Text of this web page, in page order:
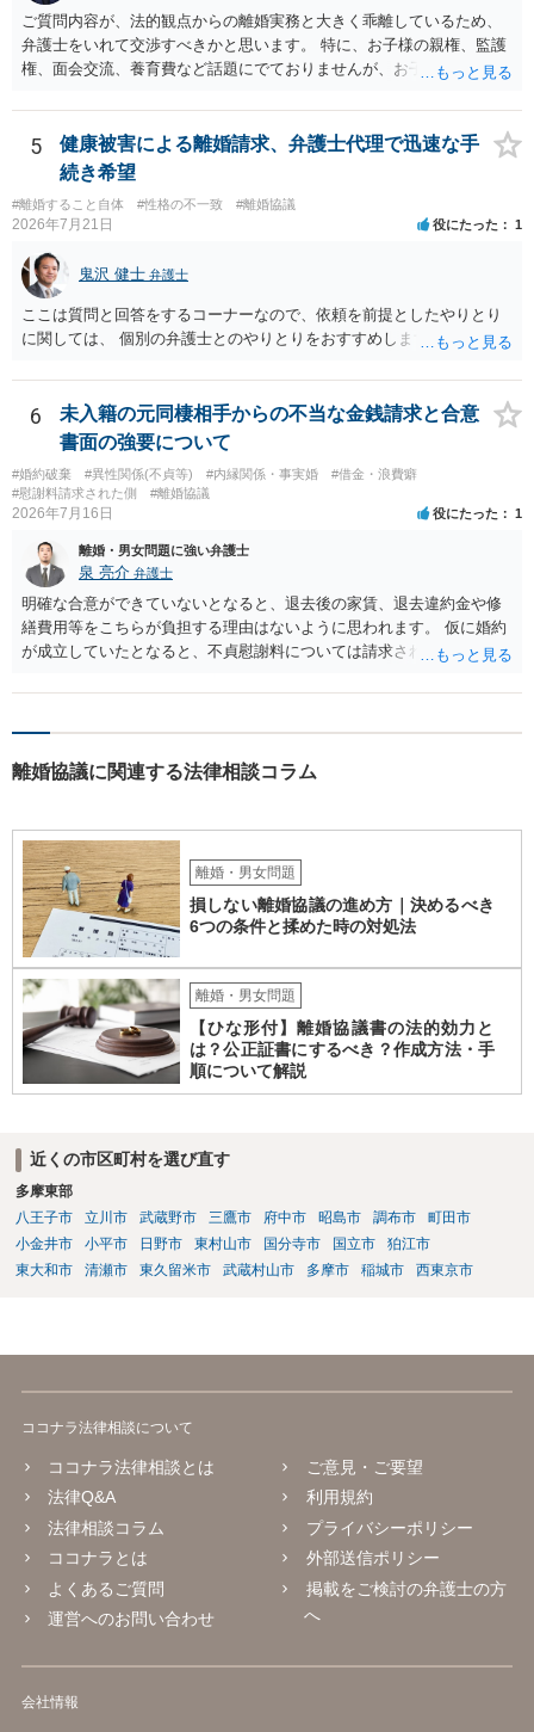
ご質問内容が、法的観点からの離婚実務と大きく乖離しているため、
弁護士をいれて交渉すべきかと思います。 特に、お子様の親権、監護
権、面会交流、養育費など話題にでておりませんが、お子様の権利を
れを決めなかったために生じる質問がこの法律相談でも多くあげられ
ます。 一生に一度あるかないかの離婚という法律問題ですので、お近
くの弁護士事務所にご相談されることをお勧めします。
5
健康被害による離婚請求、弁護士代理で迅速な手
続き希望
#離婚すること自体 #性格の不一致 #離婚協議
2026年7月21日 役にたった 1
鬼沢 健士 弁護士
ここは質問と回答をするコーナーなので、依頼を前提としたやりとり
に関しては、 個別の弁護士とのやりとりをおすすめします。
6
未入籍の元同棲相手からの不当な金銭請求と合意
書面の強要について
#婚約破棄 #異性関係(不貞等) #内縁関係・事実婚
#借金・浪費癖
#慰謝料請求された側
#離婚協議
2026年7月16日 役にたった 1
離婚・男女問題に強い弁護士
泉 亮介 弁護士
明確な合意ができていないとなると、退去後の家賃、退去違約金や修
繕費用等をこちらが負担する理由はないように思われます。 仮に婚約
が成立していたとなると、不貞慰謝料については請求される可能性が
れば早めに弁護士に相談し、弁護士から回答をさせると良いでしょ
離婚協議に関連する法律相談コラム
離婚・男女問題
損しない離婚協議の進め方｜決めるべき
6つの条件と揉めた時の対処法
離婚・男女問題
【ひな形付】離婚協議書の法的効力と
は？公正証書にするべき？作成方法・手
順について解説
近くの市区町村を選び直す
多摩東部
八王子市
立川市 武蔵野市 三鷹市 府中市 昭島市 調布市
町田市
小金井市
小平市 日野市 東村山市 国分寺市 国立市
狛江市
東大和市
清瀬市 東久留米市 武蔵村山市 多摩市 稲城市 西東京市
ココナラ法律相談について
ココナラ法律相談とは
法律Q&A
法律相談コラム
ココナラとは
よくあるご質問
運営へのお問い合わせ
ご意見・ご要望
利用規約
プライバシーポリシー
外部送信ポリシー
掲載をご検討の弁護士の方
へ
会社情報